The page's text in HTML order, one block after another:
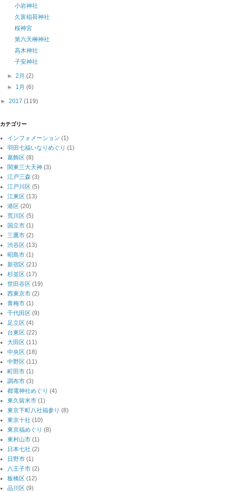
小岩神社
久富稲荷神社
桜神宮
第六天榊神社
高木神社
子安神社
►2月(2)
► 1月(6)
► 2017 (119)
カテゴリー
インフォメーション (1)
羽田七福いなりめぐり (1)
葛飾区 (8)
関東三大天神 (3)
江戸三森 (3)
江戸川区 (5)
江東区 (13)
港区 (20)
荒川区 (5)
国立市 (1)
三鷹市 (2)
渋谷区 (13)
昭島市 (1)
新宿区 (21)
杉並区 (17)
世田谷区 (19)
西東京市 (2)
青梅市 (1)
千代田区 (9)
足立区 (4)
台東区 (22)
大田区 (11)
中央区 (18)
中野区 (11)
町田市 (1)
調布市 (3)
都電神社めぐり (4)
東久留米市 (1)
東京下町八社福参り (8)
東京十社 (10)
東京福めぐり (8)
東村山市 (1)
日本七社 (2)
日野市 (1)
八王子市 (2)
板橋区 (12)
品川区 (9)